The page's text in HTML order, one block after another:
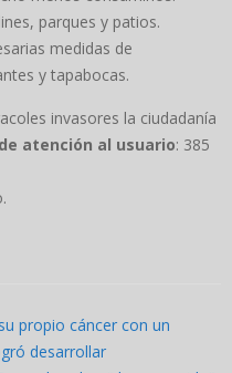
parques y patios.
medidas de
y tapabocas.
invasores la ciudadanía
atención al usuario: 385
propio cáncer con un
desarrollar